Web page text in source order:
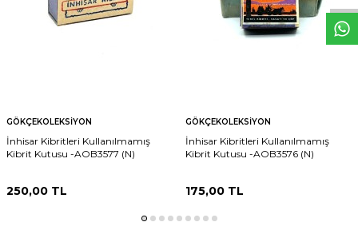
GÖKÇEKOLEKSIYON
İnhisar Kibritleri Kullanılmamış
Kibrit Kutusu -AOB3577 (N)
250,00 TL
GÖKÇEKOLEKSIYON
İnhisar Kibritleri Kullanılmamış
Kibrit Kutusu -AOB3576 (N)
175,00TL